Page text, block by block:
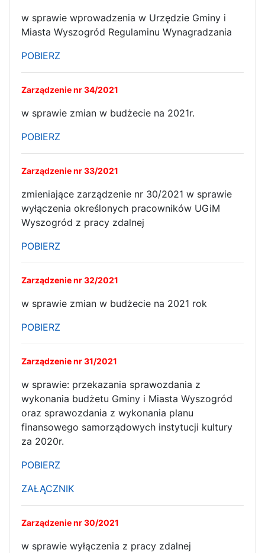
w sprawie wprowadzenia w Urzędzie Gminy i
Miasta Wyszogród Regulaminu Wynagradzania
POBIERZ
Zarządzenie nr 34/2021
w sprawie zmian w budżecie na 2021r.
POBIERZ
Zarządzenie nr 33/2021
zmieniające zarządzenie nr 30/2021 w sprawie
wyłączenia określonych pracowników UGiM
Wyszogród z pracy zdalnej
POBIERZ
Zarządzenie nr 32/2021
w sprawie zmian w budżecie na 2021 rok
POBIERZ
Zarządzenie nr 31/2021
w sprawie: przekazania sprawozdania z
wykonania budżetu Gminy i Miasta Wyszogród
oraz sprawozdania z wykonania planu
finansowego samorządowych instytucji kultury
za 2020r.
POBIERZ
ZAŁĄCZNIK
Zarządzenie nr 30/2021
w sprawie wyłączenia z pracy zdalnej